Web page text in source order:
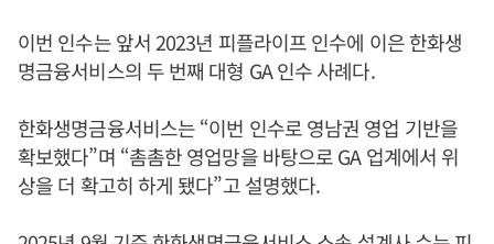
이번 인수는 앞서 2023년 피플라이프 인수에 이은 한화생
명금융서비스의 두 번째 대형 GA 인수 사례다.
한화생명금융서비스는 “이번 인수로 영남권 영업 기반을
확보했다”며 “촘촘한 영업망을 바탕으로 GA 업계에서 위
상을 더 확고히 하게 됐다”고 설명했다.